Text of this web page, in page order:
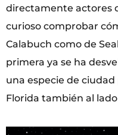
directamente actores
curioso comprobar
Calabuch como de
primera ya se ha
una especie de
Florida también al